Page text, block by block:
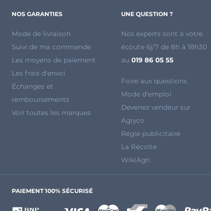
NOS GARANTIES
Mode de livraison
Suivi de ma commande
Les moyens de paiement
Les frais d'envoi
Échanges et
remboursements
Voir toutes les marques
UNE QUESTION ?
Nos experts sont à votre
écoute 6j/7 de 8h à 18h30
au 019 86 05 55
Foire aux questions
Mode d'emploi
Devenez vendeur sur
Agryco
Régie publicitaire
La Récolte
WikiAgri
PAIEMENT 100% SÉCURISÉ